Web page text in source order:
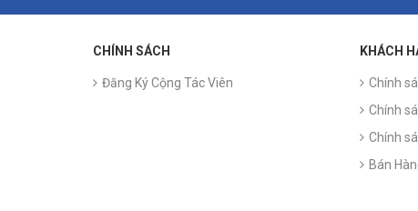
CHÍNH SÁCH
Đăng Ký Cộng Tác Viên
KHÁCH
Chính
Chính
Chính
Bán